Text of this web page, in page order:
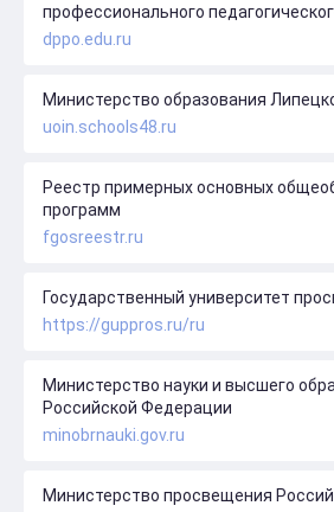
профессионального
dppo.edu.ru
Министерство образования
uoin.schools48.ru
Реестр примерных основных
программ
fgosreestr.ru
Государственный университет
https://guppros.ru/ru
Министерство науки и высшего
Российской Федерации
minobrnauki.gov.ru
Министерство просвещения